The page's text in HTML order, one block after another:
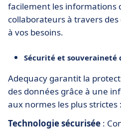
facilement les informations
collaborateurs à travers
à vos besoins.
Sécurité et souveraineté
Adequacy garantit la
des données grâce à une
aux normes les plus strictes :
Technologie sécurisée :